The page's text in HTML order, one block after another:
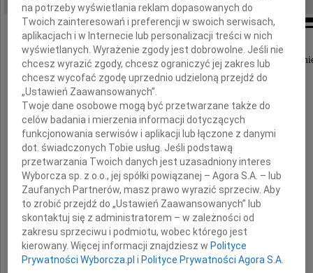
Z wielkim smutkiem przyjęliśmy wiadomość o
naszego Przyjaciela
architekta
Stanisława Deńki
niezwykłego człowieka,
obdarzonego talentami, znanego z empatii
na potrzeby wyświetlania reklam dopasowanych do
Twoich zainteresowań i preferencji w swoich serwisach,
aplikacjach i w Internecie lub personalizacji treści w nich
wyświetlanych. Wyrażenie zgody jest dobrowolne. Jeśli nie
chcesz wyrazić zgody, chcesz ograniczyć jej zakres lub
chcesz wycofać zgodę uprzednio udzieloną przejdź do
„Ustawień Zaawansowanych”.
Twoje dane osobowe mogą być przetwarzane także do
celów badania i mierzenia informacji dotyczących
funkcjonowania serwisów i aplikacji lub łączone z danymi
dot. świadczonych Tobie usług. Jeśli podstawą
przetwarzania Twoich danych jest uzasadniony interes
Wyborcza sp. z o.o., jej spółki powiązanej – Agora S.A. – lub
Zaufanych Partnerów, masz prawo wyrazić sprzeciw. Aby
to zrobić przejdź do „Ustawień Zaawansowanych” lub
skontaktuj się z administratorem – w zależności od
zakresu sprzeciwu i podmiotu, wobec którego jest
kierowany. Więcej informacji znajdziesz wPolityce
Prywatności Wyborcza.pl iPolityce Prywatności Agora S.A.